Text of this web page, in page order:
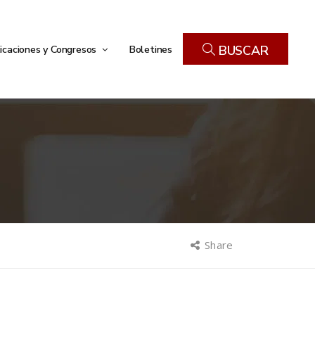
y Congresos Boletines BUSCAR
Share